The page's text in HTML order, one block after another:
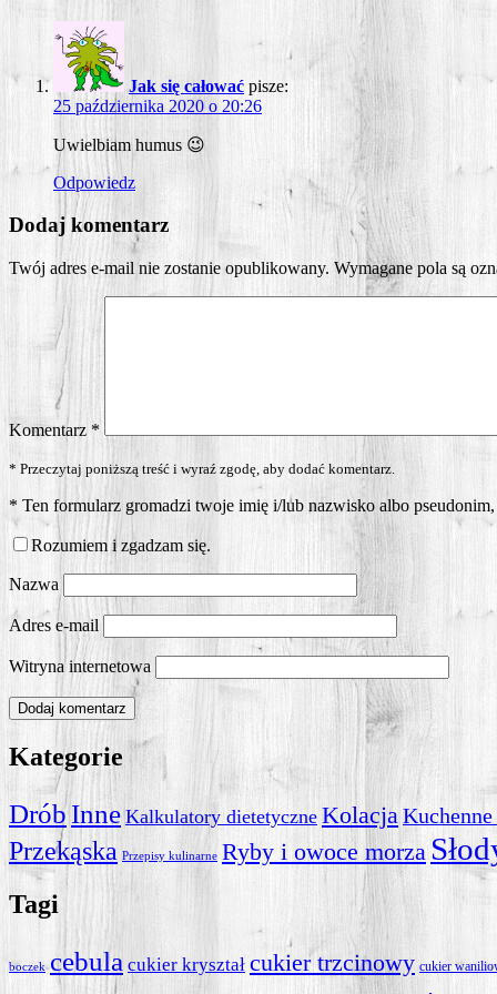
Jak się całować pisze:
25 października 2020 o 20:26
Uwiel­biam humus 😉
Odpowiedz
Dodaj komentarz
Twój adres e-mail nie zostanie opublikowany. Wymagane pola są
Komentarz *
* Przeczytaj poniższą treść i wyraź zgodę, aby dodać komentarz.
* Ten formularz gromadzi twoje imię i/lub nazwisko albo
Rozumiem i zgadzam się.
Nazwa
Adres e-mail
Witryna internetowa
Kategorie
DróbInne Kalkulatory dietetyczne Kolacja
Przekąska Przepisy kulinarne Ryby i owoce morza
Tagi
boczek cebula cukier kryształ cukier trzcinowy cukier